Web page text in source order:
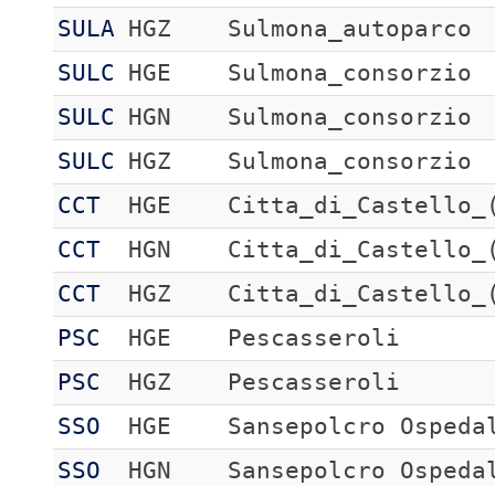
SULA
HGZ
Sulmona_autoparco
SULC
HGE
Sulmona_consorzio
SULC
HGN
Sulmona_consorzio
SULC
HGZ
Sulmona_consorzio
CCT
HGE
CCT
HGN
CCT
HGZ
PSC
HGE
Pescasseroli
PSC
HGZ
Pescasseroli
SSO
HGE
Sansepolcro
SSO
HGN
Sansepolcro